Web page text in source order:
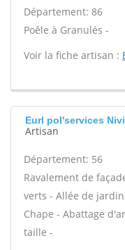
Département: 86
Poêle à Granulés -
Voir la fiche artisan :
Eurl pol'services
Artisan
Département: 56
Ravalement de
verts - Allée de
Chape - Abattage
taille -